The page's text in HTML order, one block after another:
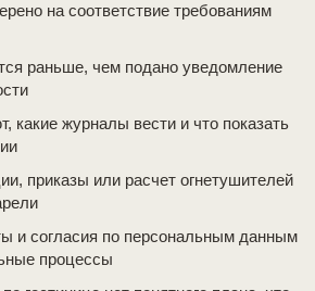
на соответствие требованиям
раньше, чем подано уведомление
какие журналы вести и что показать
приказы или расчет огнетушителей
и согласия по персональным данным
процессы